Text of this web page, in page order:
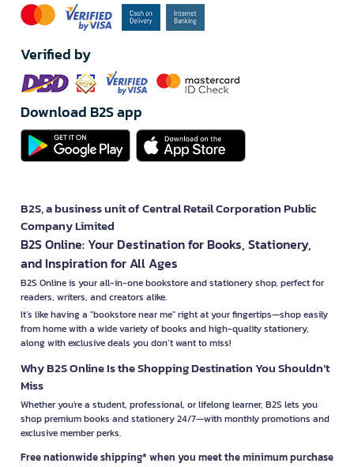
Verified by
Download B2S app
B2S, a business unit of Central Retail Corporation Public
Company Limited
B2S Online: Your Destination for Books, Stationery,
and Inspiration for All Ages
B2S Online is your all-in-one bookstore and stationery shop, perfect for
readers, writers, and creators alike.
It’s like having a "bookstore near me" right at your fingertips—shop easily
from home with a wide variety of books and high-quality stationery,
along with exclusive deals you don’t want to miss!
Why B2S Online Is the Shopping Destination You Shouldn’t
Miss
Whether you're a student, professional, or lifelong learner, B2S lets you
shop premium books and stationery 24/7—with monthly promotions and
exclusive member perks.
Free nationwide shipping* when you meet the minimum purchase